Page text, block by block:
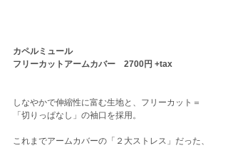
カペルミュール
フリーカットアームカバー　2700円 +tax
しなやかで伸縮性に富む生地と、フリーカット＝
「切りっぱなし」の袖口を採用。
これまでアームカバーの「２大ストレス」だった、